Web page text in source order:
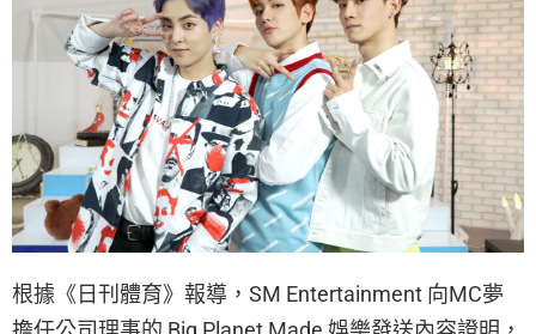
根據《日刊體育》報導，SM Entertainment 向MC夢